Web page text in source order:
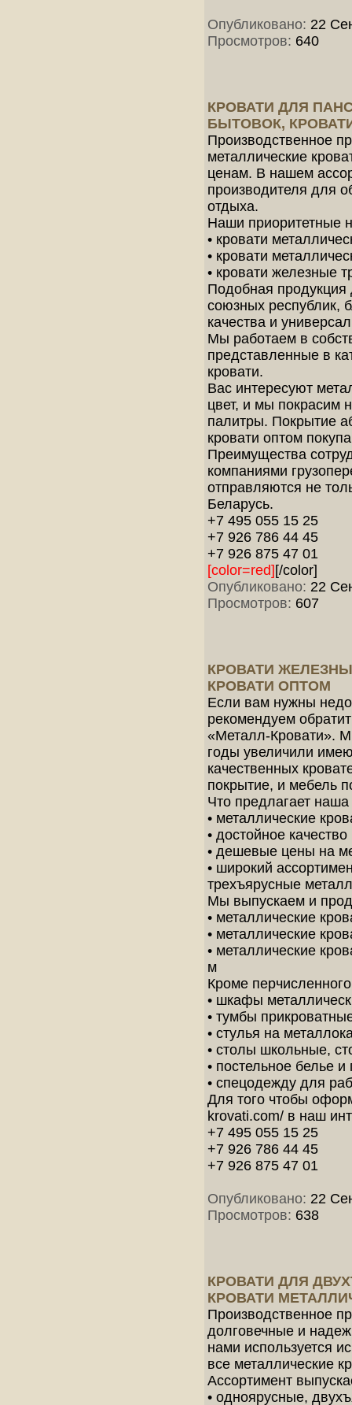
Опубликовано: 22
Просмотров: 640
КРОВАТИ ДЛЯ
БЫТОВОК,
Производственное
металлические
ценам. В нашем
производителя для
отдыха.
Наши приоритетные
• кровати
• кровати
• кровати железные
Подобная продукция
союзных республик,
качества и
Мы работаем в
представленные в
кровати.
Вас интересуют
цвет, и мы покрасим
палитры. Покрытие
кровати оптом
Преимущества
компаниями
отправляются не
Беларусь.
+7 495 055 15 25
+7 926 786 44 45
+7 926 875 47 01
[color=red] [/color]
Опубликовано: 22
Просмотров: 607
КРОВАТИ
КРОВАТИ ОПТОМ
Если вам нужны
рекомендуем
«Металл-Кровати».
годы увеличили
качественных
покрытие, и мебель
Что предлагает
• металлические
• достойное качество
• дешевые цены на
• широкий
трехъярусные
Мы выпускаем и
• металлические
• металлические
• металлические
м
Кроме
• шкафы
• тумбы
• стулья на
• столы школьные,
• постельное белье
• спецодежду для
Для того чтобы
krovati.com/ в наш
+7 495 055 15 25
+7 926 786 44 45
+7 926 875 47 01
Опубликовано: 22
Просмотров: 638
КРОВАТИ ДЛЯ
КРОВАТИ
Производственное
долговечные и
нами используется
все металлические
Ассортимент
• одноярусные,